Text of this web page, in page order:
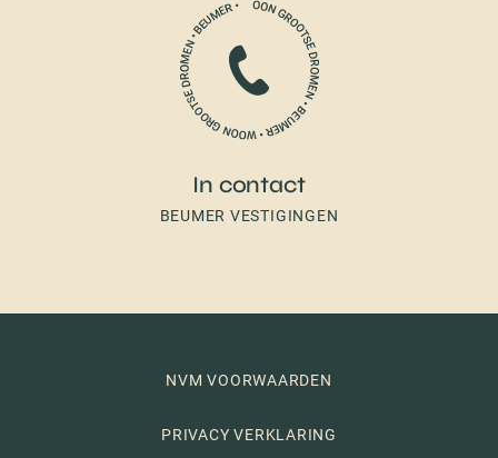
In contact
BEUMER VESTIGINGEN
NVM VOORWAARDEN
PRIVACY VERKLARING